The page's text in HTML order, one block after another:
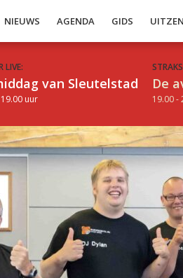
NIEUWS AGENDA GIDS
LIVE:
van Sleutelstad
uur
De
19.00 -